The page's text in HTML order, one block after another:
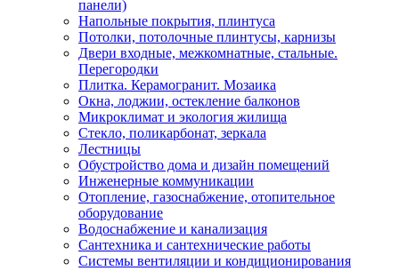
панели)
Напольные покрытия, плинтуса
Потолки, потолочные плинтусы, карнизы
Двери входные, межкомнатные, стальные.
Перегородки
Плитка. Керамогранит. Мозаика
Окна, лоджии, остекление балконов
Микроклимат и экология жилища
Стекло, поликарбонат, зеркала
Лестницы
Обустройство дома и дизайн помещений
Инженерные коммуникации
Отопление, газоснабжение, отопительное
оборудование
Водоснабжение и канализация
Сантехника и сантехнические работы
Системы вентиляции и кондиционирования